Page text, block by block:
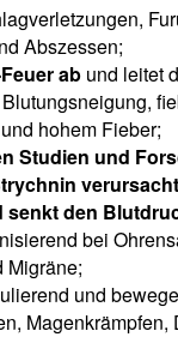
Abszessen;
ab und leitet
hohem Fieber;
Studien und
senkt den
bei
Migräne;
und